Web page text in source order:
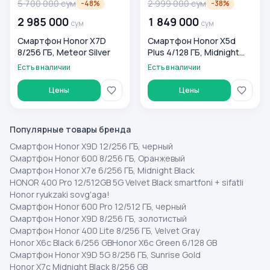
5 700 000сум -48%
2 985 000 сум
Смартфон Honor X7D
8/256 ГБ, Meteor Silver
Есть в наличии
Цены
2 999 000сум -38%
1 849 000 сум
Смартфон Honor X5d
Plus 4/128 ГБ, Midnight
Black
Есть в наличии
Цены
Популярные товары бренда
Смартфон Honor X9D 12/256 ГБ, черный
Смартфон Honor 600 8/256 ГБ, Оранжевый
Смартфон Honor X7e 6/256 ГБ, Midnight Black
HONOR 400 Pro 12/512GB 5G Velvet Black smartfoni + sifatli
Honor ryukzaki sovg'aga!
Смартфон Honor 600 Pro 12/512 ГБ, черный
Смартфон Honor X9D 8/256 ГБ, золотистый
Смартфон Honor 400 Lite 8/256 ГБ, Velvet Gray
Honor X6c Black 6/256 GBHonor X6c Green 6/128 GB
Смартфон Honor X9D 5G 8/256 ГБ, Sunrise Gold
Honor X7c Midnight Black 8/256 GB